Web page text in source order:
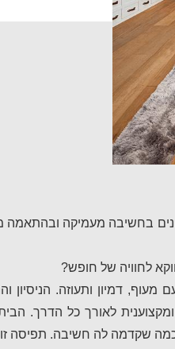
בחשיבה מעמיקה ובהתאמה
לחוויה של חופש?
מעוף, דמיון ותעוזה. הניסיון
לאורך כל הדרך.
שקדמה לה חשיבה. תפיסה